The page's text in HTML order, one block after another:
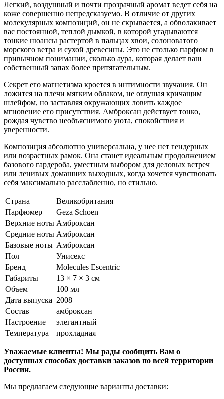
Легкий, воздушный и почти прозрачный аромат ведет себя на
коже совершенно непредсказуемо. В отличие от других
молекулярных композиций, он не скрывается, а обволакивает
вас постоянной, теплой дымкой, в которой угадываются
тонкие нюансы растертой в пальцах хвои, солоноватого
морского ветра и сухой древесины. Это не столько парфюм в
привычном понимании, сколько аура, которая делает ваш
собственный запах более притягательным.
Секрет его магнетизма кроется в интимности звучания. Он
ложится на плечи мягким облаком, не оглушая кричащим
шлейфом, но заставляя окружающих ловить каждое
мгновение его присутствия. Амброксан действует тонко,
рождая чувство необъяснимого уюта, спокойствия и
уверенности.
Композиция абсолютно универсальна, у нее нет гендерных
или возрастных рамок. Она станет идеальным продолжением
базового гардероба, уместным выбором для деловых встреч
или ленивых домашних выходных, когда хочется чувствовать
себя максимально расслабленно, но стильно.
Страна
Великобритания
Парфюмер
Geza Schoen
Верхние ноты Амброксан
Средние ноты Амброксан
Базовые ноты Амброксан
Пол
Унисекс
Бренд
Molecules Escentric
Габариты
13 × 7 × 3 см
Объем
100 мл
Дата выпуска 2008
Состав
амброксан
Настроение
элегантный
Температура
прохладная
Уважаемые клиенты! Мы рады сообщить Вам о
доступных способах доставки заказов по всей территории
России.
Мы предлагаем следующие варианты доставки: